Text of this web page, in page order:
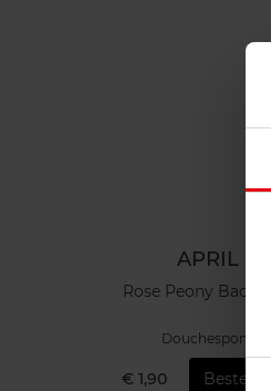
APRIL
Rose Peony
Douchespons
€ 1,90 Bestel